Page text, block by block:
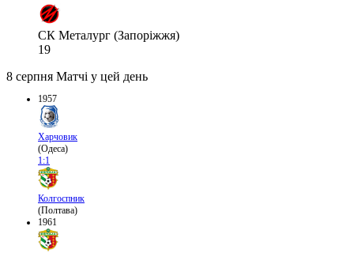
СК Металург (Запоріжжя)
19
8 серпня Матчі у цей день
1957
Харчовик
(Одеса)
1:1
Колгоспник
(Полтава)
1961